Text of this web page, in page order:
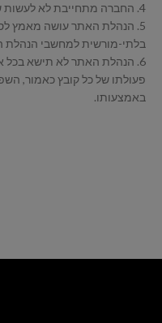
4. החברה מתחייבת לא לעשות שימוש בפרטי הלקוחות הרשומים באתר אלא לצרכי תפעול האתר בלבד, ועל מנת לאפשר את ביצוע ההזמנה והעברת אינפורמציה ללקוחה.
5. הנהלת האתר עושה מאמץ
בלתי-מורשית למחשבי הנהלת
6. הנהלת האתר לא תישא בכל
פעולתו של כל קובץ כאמור,
באמצעותו.